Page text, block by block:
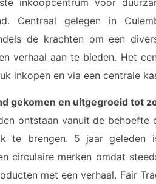
Centraal gelegen in
de krachten om een
verhaal aan te bieden. Het
inkopen en via een centrale
gekomen en uitgegroeid tot
ontstaan vanuit de
te brengen. 5 jaar geleden
circulaire merken omdat
met een verhaal. Fair